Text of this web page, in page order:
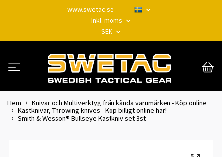
www.swetac.se
Inkl. moms
SEK
Hem
Knivar och Multiverktyg från kända varumärken - Köp online
Kastknivar, Throwing knives - Köp billigt online här!
Smith & Wesson® Bullseye Kastkniv set 3st